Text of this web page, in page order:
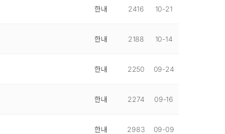
한내 2416 10-21
한내 2188 10-14
한내 2250 09-24
한내 2274 09-16
한내 2983 09-09